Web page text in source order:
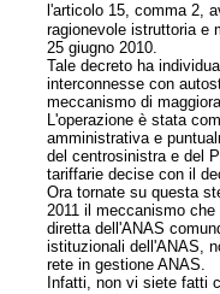
l'articolo 15, comma 2,
ragionevole istruttoria e
25 giugno 2010.
Tale decreto ha
interconnesse con
meccanismo di
L'operazione è stata
amministrativa e
del centrosinistra e del
tariffarie decise con il
Ora tornate su questa
2011 il meccanismo
diretta dell'ANAS
istituzionali dell'ANAS,
rete in gestione ANAS.
Infatti, non vi siete fatti